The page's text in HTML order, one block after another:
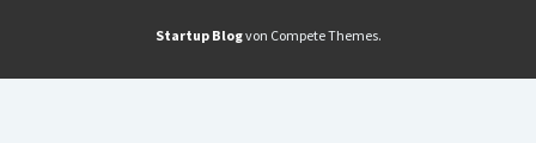
Startup Blogvon Compete Themes.